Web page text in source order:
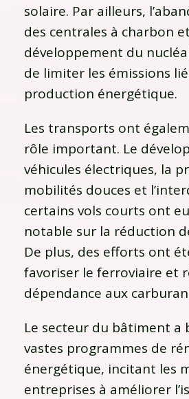
solaire. Par ailleurs,
des centrales à charbon
développement du
de limiter les émissions
production énergétique.
Les transports ont
rôle important. Le
véhicules électriques, la
mobilités douces et
certains vols courts ont
notable sur la réduction
De plus, des efforts ont
favoriser le ferroviaire et
dépendance aux
Le secteur du bâtiment a
vastes programmes de
énergétique, incitant les
entreprises à améliorer